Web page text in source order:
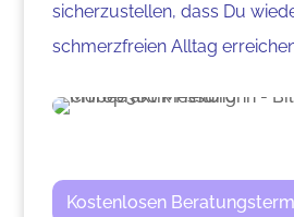
sicherzustellen, dass Du
schmerzfreien Alltag
Kostenlosen